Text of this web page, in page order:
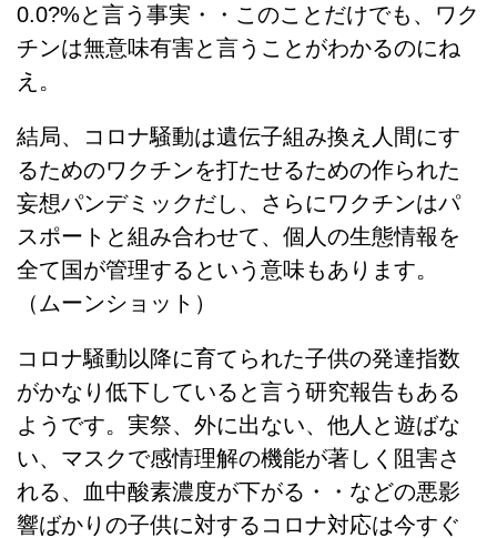
0.0?%と言う事実・・このことだけでも、ワク
チンは無意味有害と言うことがわかるのにね
え。
結局、コロナ騒動は遺伝子組み換え人間にす
るためのワクチンを打たせるための作られた
妄想パンデミックだし、さらにワクチンはパ
スポートと組み合わせて、個人の生態情報を
全て国が管理するという意味もあります。
（ムーンショット）
コロナ騒動以降に育てられた子供の発達指数
がかなり低下していると言う研究報告もある
ようです。実祭、外に出ない、他人と遊ばな
い、マスクで感情理解の機能が著しく阻害さ
れる、血中酸素濃度が下がる・・などの悪影
響ばかりの子供に対するコロナ対応は今すぐ